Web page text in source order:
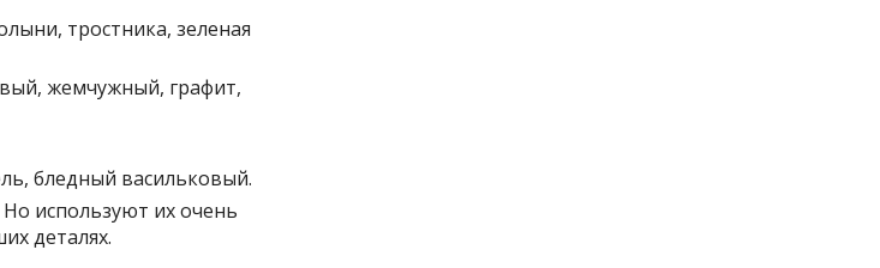
тростника, зеленая
жемчужный, графит,
бледный васильковый.
используют их очень
деталях.